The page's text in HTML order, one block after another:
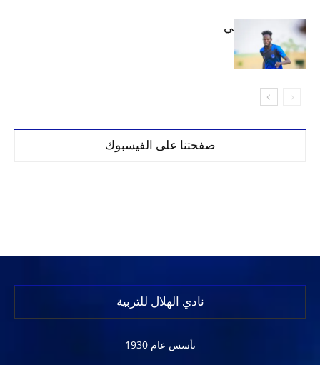
كنن يصل كيجالي
صفحتنا على الفيسبوك
نادي الهلال للتربية
تأسس عام 1930